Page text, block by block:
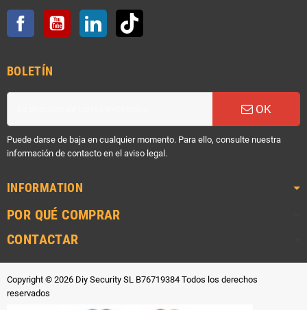
Facebook YouTube LinkedIn
BOLETÍN
OK
Puede darse de baja en cualquier momento. Para ello, consulte nuestra
información de contacto en el aviso legal.
INFORMATION
POR QUÉ COMPRAR
CONTACTAR
Copyright © 2026 Diy Security SL B76719384 Todos los derechos
reservados